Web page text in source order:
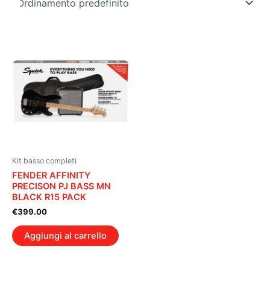
Kit basso completi
FENDER AFFINITY
PRECISON PJ BASS MN
BLACK R15 PACK
€399.00
Aggiungi al carrello